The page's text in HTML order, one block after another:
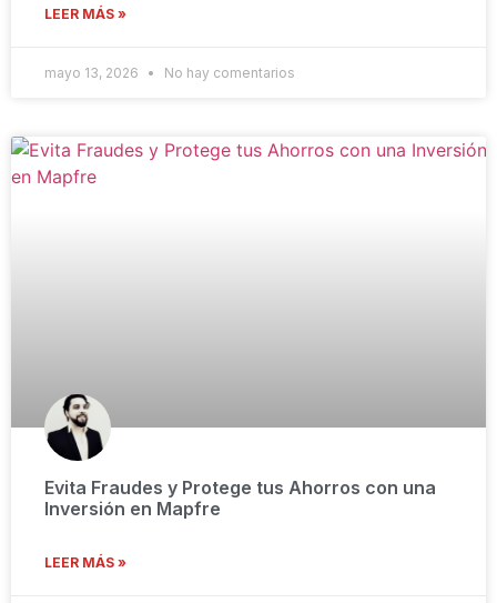
LEER MÁS »
mayo 13, 2026 No hay comentarios
Evita Fraudes y Protege tus Ahorros con una
Inversión en Mapfre
LEER MÁS »